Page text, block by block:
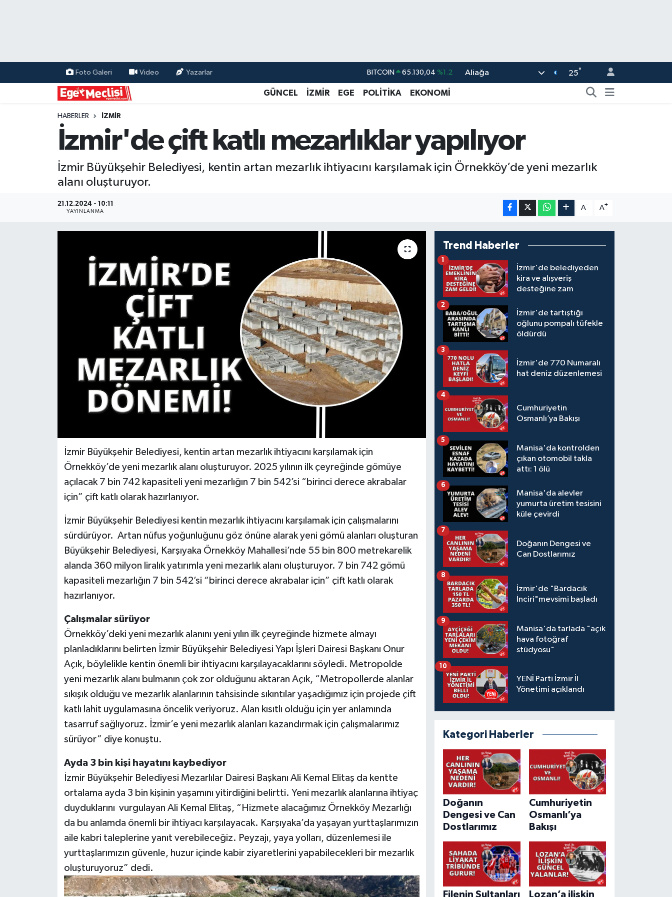
Foto Galeri Video Yazarlar DOLAR 47,7436 %0.18
EURO 55,2510 %0.32
GRAM ALTIN
BİST100 13.773 %-19
Aliağa 25°
GÜNCEL İZMİR EGE POLİTİKA EKONOMİ
HABERLER İZMİR
İzmir'de çift katlı mezarlıklar yapılıyor
İzmir Büyükşehir Belediyesi, kentin artan mezarlık ihtiyacını karşılamak için Örnekköy’de yeni mezarlık
alanı oluşturuyor.
21.12.2024 - 10:11
YAYINLANMA
A- A+
İzmir Büyükşehir Belediyesi, kentin artan mezarlık ihtiyacını karşılamak için
Örnekköy’de yeni mezarlık alanı oluşturuyor. 2025 yılının ilk çeyreğinde gömüye
açılacak 7 bin 742 kapasiteli yeni mezarlığın 7 bin 542’si “birinci derece akrabalar
için” çift katlı olarak hazırlanıyor.
İzmir Büyükşehir Belediyesi kentin mezarlık ihtiyacını karşılamak için çalışmalarını
sürdürüyor. Artan nüfus yoğunluğunu göz önüne alarak yeni gömü alanları oluşturan
Büyükşehir Belediyesi, Karşıyaka Örnekköy Mahallesi’nde 55 bin 800 metrekarelik
alanda 360 milyon liralık yatırımla yeni mezarlık alanı oluşturuyor. 7 bin 742 gömü
kapasiteli mezarlığın 7 bin 542’si “birinci derece akrabalar için” çift katlı olarak
hazırlanıyor.
Çalışmalar sürüyor
Örnekköy’deki yeni mezarlık alanını yeni yılın ilk çeyreğinde hizmete almayı
planladıklarını belirten İzmir Büyükşehir Belediyesi Yapı İşleri Dairesi Başkanı Onur
Açık, böylelikle kentin önemli bir ihtiyacını karşılayacaklarını söyledi. Metropolde
yeni mezarlık alanı bulmanın çok zor olduğunu aktaran Açık, “Metropollerde alanlar
sıkışık olduğu ve mezarlık alanlarının tahsisinde sıkıntılar yaşadığımız için projede çift
katlı lahit uygulamasına öncelik veriyoruz. Alan kısıtlı olduğu için yer anlamında
tasarruf sağlıyoruz. İzmir’e yeni mezarlık alanları kazandırmak için çalışmalarımız
sürüyor” diye konuştu.
Ayda 3 bin kişi hayatını kaybediyor
İzmir Büyükşehir Belediyesi Mezarlılar Dairesi Başkanı Ali Kemal Elitaş da kentte
ortalama ayda 3 bin kişinin yaşamını yitirdiğini belirtti. Yeni mezarlık alanlarına ihtiyaç
duyduklarını vurgulayan Ali Kemal Elitaş, “Hizmete alacağımız Örnekköy Mezarlığı
da bu anlamda önemli bir ihtiyacı karşılayacak. Karşıyaka’da yaşayan yurttaşlarımızın
aile kabri taleplerine yanıt verebileceğiz. Peyzajı, yaya yolları, düzenlemesi ile
yurttaşlarımızın güvenle, huzur içinde kabir ziyaretlerini yapabilecekleri bir mezarlık
oluşturuyoruz” dedi.
Trend Haberler
İzmir'de belediyeden
kira ve alışveriş
desteğine zam
1
İzmir'de tartıştığı
oğlunu pompalı tüfekle
öldürdü
2
İzmir'de 770 Numaralı
hat deniz düzenlemesi
3
Cumhuriyetin
Osmanlı’ya Bakışı
4
Manisa'da kontrolden
çıkan otomobil takla
attı: 1 ölü
5
Manisa'da alevler
yumurta üretim tesisini
küle çevirdi
6
Doğanın Dengesi ve
Can Dostlarımız
7
İzmir'de "Bardacık
İnciri"mevsimi başladı
8
Manisa'da tarlada "açık
hava fotoğraf
stüdyosu"
9
YENİ Parti İzmir İl
Yönetimi açıklandı
10
Kategori Haberler
Doğanın
Dengesi ve Can
Dostlarımız
Cumhuriyetin
Osmanlı’ya
Bakışı
Filenin Sultanları Lozan’a ilişkin
EKONOMİ
GÜNCEL
ÖZEL HABER
POLİTİKA